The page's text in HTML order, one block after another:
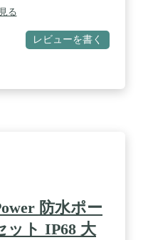
ハンドル付き。 / 収納
レス一眼カメラ+交換
/ 外寸
重量 : 約160ｇ / 材質 :
る
レビューを書く
防水ポー
ット IP68 大